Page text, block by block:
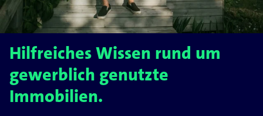
Hilfreiches Wissen rund um
gewerblich genutzte
Immobilien.